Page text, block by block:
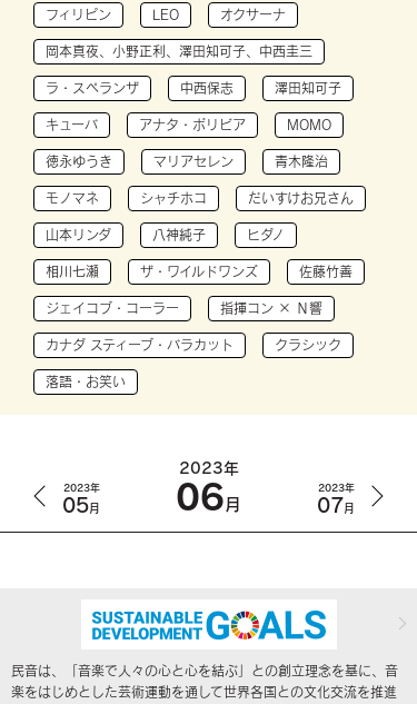
フィリピン LEO オクサーナ
岡本真夜、小野正利、澤田知可子、中西圭三
ラ・スペランザ 中西保志 澤田知可子
キューバ アナタ・ボリビア MOMO
徳永ゆうき マリアセレン 青木隆治
モノマネ シャチホコ だいすけお兄さん
山本リンダ 八神純子 ヒダノ
相川七瀬 ザ・ワイルドワンズ 佐藤竹善
ジェイコブ・コーラー 指揮コン × Ｎ響
カナダ スティーブ・バラカット クラシック
落語・お笑い
2023年
05月
2023年
06月
2023年
07月
民音は、「音楽で人々の心と心を結ぶ」との創立理念を基に、音
楽をはじめとした芸術運動を通して世界各国との文化交流を推進